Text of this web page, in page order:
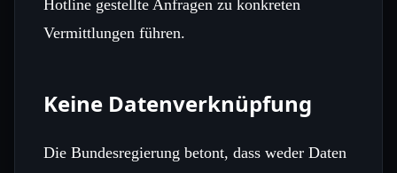
Hotline gestellte Anfragen zu konkreten
Vermittlungen führen.
Keine Datenverknüpfung
Die Bundesregierung betont, dass weder Daten